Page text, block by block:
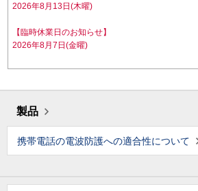
2026年8月13日(木曜)
【臨時休業日のお知らせ】
2026年8月7日(金曜)
製品
携帯電話の電波防護への適合性について